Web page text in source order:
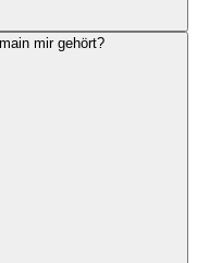
mir gehört?